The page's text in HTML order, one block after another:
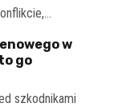
w
go
szkodnikami